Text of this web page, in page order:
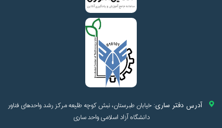
آدرس دفتر ساری:خیابان طبرستان، نبش کوچه طلیعه مرکز رشد واحدهای فناور
دانشگاه آزاد اسلامی واحد ساری